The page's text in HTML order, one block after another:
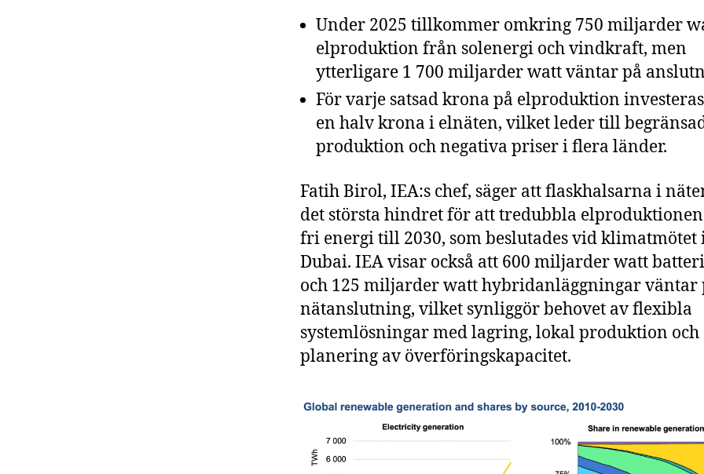
Under 2025 tillkommer omkring 750 miljarder
elproduktion från solenergi och vindkraft, men
ytterligare 1 700 miljarder watt väntar på
För varje satsad krona på elproduktion
en halv krona i elnäten, vilket leder till
produktion och negativa priser i flera länder.
Fatih Birol, IEA:s chef, säger att flaskhalsarna i
det största hindret för att tredubbla
fri energi till 2030, som beslutades vid klimatmötet
Dubai. IEA visar också att 600 miljarder watt
och 125 miljarder watt hybridanläggningar väntar
nätanslutning, vilket synliggör behovet av flexibla
systemlösningar med lagring, lokal produktion och
planering av överföringskapacitet.